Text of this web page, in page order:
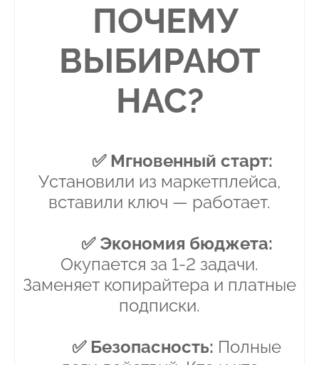
ПОЧЕМУ
ВЫБИРАЮТ
НАС?
✅ Мгновенный старт:
Установили из маркетплейса,
вставили ключ — работает.
✅ Экономия бюджета:
Окупается за 1-2 задачи.
Заменяет копирайтера и платные
подписки.
✅ Безопасность: Полные